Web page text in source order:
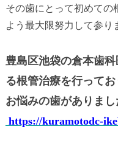
その歯にとって初めての
よう最大限努力して参り
豊島区池袋の倉本歯
る根管治療を行ってお
お悩みの歯がありまし
https://kuramotodc-